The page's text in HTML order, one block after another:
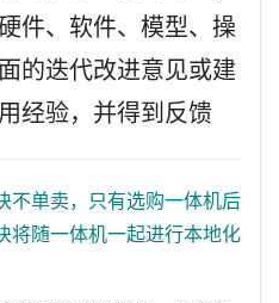
件、软件、模型、操
的迭代改进意见或建
经验，并得到反馈
不单卖，只有选购一体机后
将随一体机一起进行本地化